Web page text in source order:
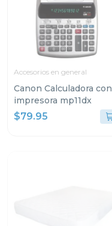
Accesorios en general
Canon Calculadora con
impresora mp11dx
$79.95